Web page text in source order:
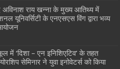
अविनाश राय खन्ना के मुख्य आतिथ्य में
यूनिवर्सिटी के एनएसएस विंग द्वारा भव्य
में ‘दिशा – एन इनिशिएटिव’ के तहत
सेमिनार ने युवा इनोवेटर्स को किया